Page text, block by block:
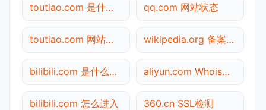
toutiao.com 是什么网站 qq.com 网站状态
toutiao.com 网站状态 wikipedia.org 备案查询
bilibili.com 是什么网站 aliyun.com Whois查询
bilibili.com 怎么进入 360.cn SSL检测